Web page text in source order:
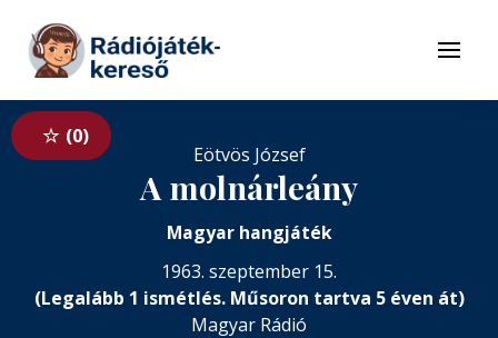
Tovább a tartalomhoz
Menü
0
Eötvös József
A molnárleány
Magyar hangjáték
1963. szeptember 15.
(Legalább 1 ismétlés. Műsoron tartva 5 éven át)
Magyar Rádió